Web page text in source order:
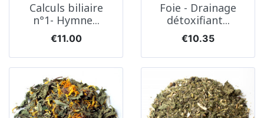
Calculs biliaire
n°1- Hymne...
Price
€11.00
Foie - Drainage
détoxifiant...
Price
€10.35